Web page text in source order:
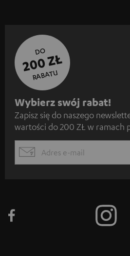
DO
200 ZŁ
RABATU
Z
a
p
s
ę
Wybierz swój rabat!
Zapisz się do naszego
wartości do 200 ZŁ w ramach
EMAIL